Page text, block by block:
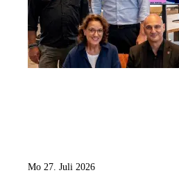
Mo 27. Juli 2026